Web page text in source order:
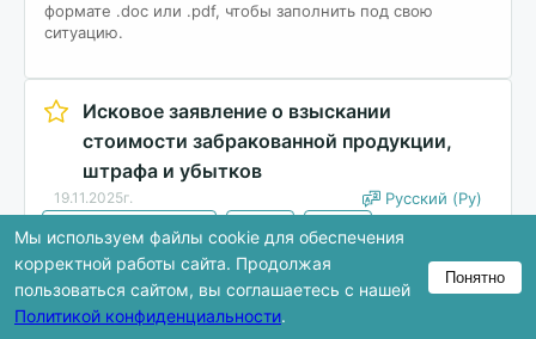
формате .doc или .pdf, чтобы заполнить под свою
ситуацию.
Исковое заявление о взыскании
стоимости забракованной продукции,
штрафа и убытков
19.11.2025г. Русский (Ру)
Скачать
Мы используем файлы cookie для обеспечения
корректной работы сайта. Продолжая
пользоваться сайтом, вы соглашаетесь с нашей
Политикой конфиденциальности.
Понятно